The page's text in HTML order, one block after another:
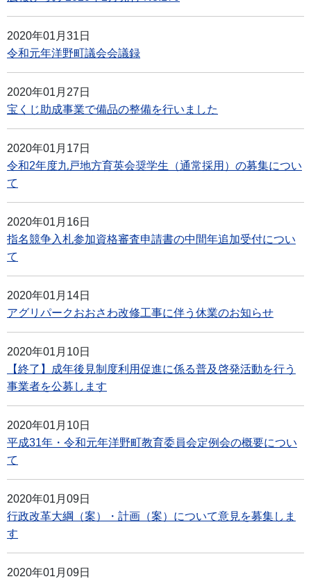
2020年01月31日
令和元年洋野町議会会議録
2020年01月27日
宝くじ助成事業で備品の整備を行いました
2020年01月17日
令和2年度九戸地方育英会奨学生（通常採用）の募集につい
て
2020年01月16日
指名競争入札参加資格審査申請書の中間年追加受付につい
て
2020年01月14日
アグリパークおおさわ改修工事に伴う休業のお知らせ
2020年01月10日
【終了】成年後見制度利用促進に係る普及啓発活動を行う
事業者を公募します
2020年01月10日
平成31年・令和元年洋野町教育委員会定例会の概要につい
て
2020年01月09日
行政改革大綱（案）・計画（案）について意見を募集しま
す
2020年01月09日